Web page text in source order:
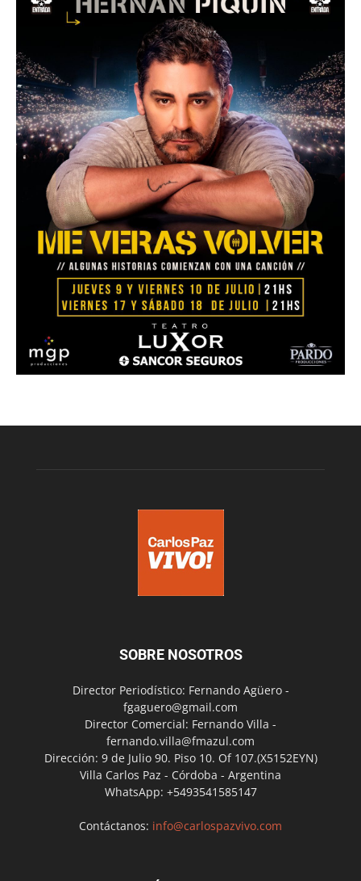
SOBRE NOSOTROS
Director Periodístico: Fernando Agüero -
fgaguero@gmail.com
Director Comercial: Fernando Villa -
fernando.villa@fmazul.com
Dirección: 9 de Julio 90. Piso 10. Of 107.(X5152EYN)
Villa Carlos Paz - Córdoba - Argentina
WhatsApp: +5493541585147
Contáctanos: info@carlospazvivo.com